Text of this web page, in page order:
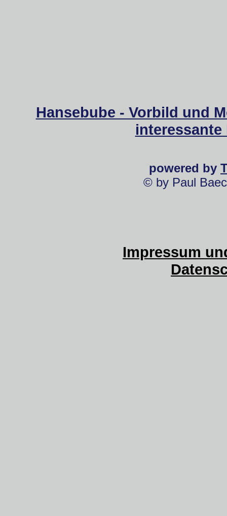
Hansebube - Vorbild und
powered by
© by Paul
Impressum